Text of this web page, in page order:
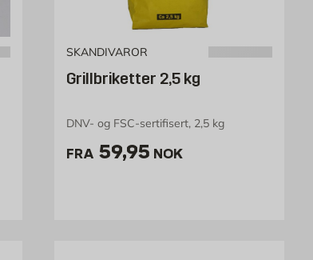
SKANDIVAROR
Grillbriketter 2,5 kg
DNV- og FSC-sertifisert, 2,5 kg
FRA Pris 59.95 NOK /stk
59,95 NOK